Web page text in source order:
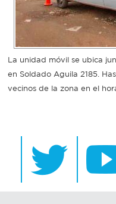
colectivos
SUBE
La unidad móvil se ubica
en Soldado Aguila 2185.
vecinos de la zona en el